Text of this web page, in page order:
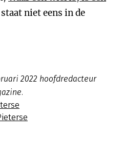
staat niet eens in de
2022 hoofdredacteur